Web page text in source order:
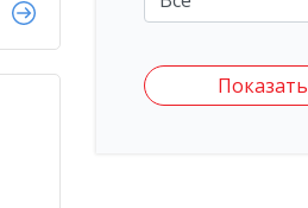
Показать